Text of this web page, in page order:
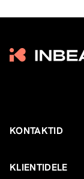
KONTAKTID
KLIENTIDELE